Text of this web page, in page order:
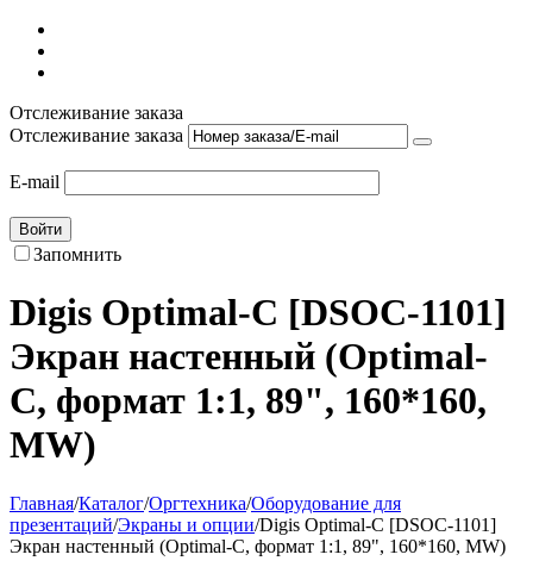
Отслеживание заказа
Отслеживание заказа
E-mail
Войти
Запомнить
Digis Optimal-C [DSOC-1101]
Экран настенный (Optimal-
C, формат 1:1, 89", 160*160,
MW)
Главная/Каталог/Оргтехника/Оборудование для
презентаций/Экраны и опции/Digis Optimal-C [DSOC-1101]
Экран настенный (Optimal-C, формат 1:1, 89", 160*160, MW)